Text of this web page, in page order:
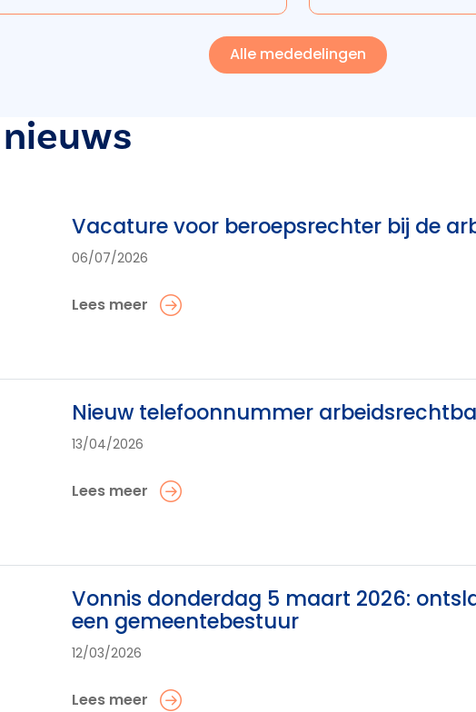
Alle mededelingen
Vacature voor beroepsrechter bij de
06/07/2026
Lees meer
Nieuw telefoonnummer
13/04/2026
Lees meer
Vonnis donderdag 5 maart 2026:
een gemeentebestuur
12/03/2026
Lees meer